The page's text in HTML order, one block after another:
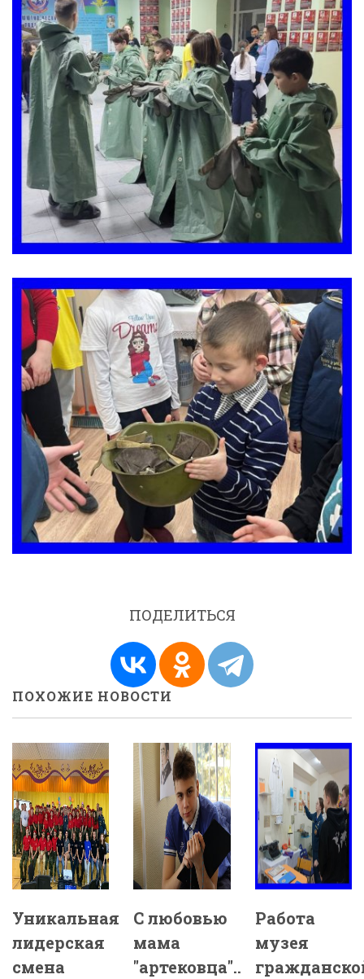
ПОДЕЛИТЬСЯ
ПОХОЖИЕ НОВОСТИ
Уникальная
лидерская
смена
С любовью
мама
"артековца"..
Работа
музея